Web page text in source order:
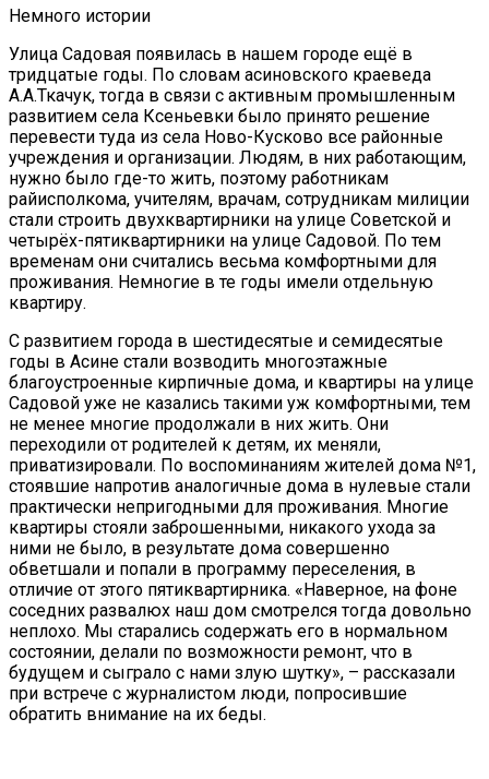
Немного истории
Улица Садовая появилась в нашем городе ещё в
тридцатые годы. По словам асиновского краеведа
А.А.Ткачук, тогда в связи с активным промышленным
развитием села Ксеньевки было принято решение
перевести туда из села Ново-Кусково все районные
учреждения и организации. Людям, в них работающим,
нужно было где-то жить, поэтому работникам
райисполкома, учителям, врачам, сотрудникам милиции
стали строить двухквартирники на улице Советской и
четырёх-пятиквартирники на улице Садовой. По тем
временам они считались весьма комфортными для
проживания. Немногие в те годы имели отдельную
квартиру.
С развитием города в шестидесятые и семидесятые
годы в Асине стали возводить многоэтажные
благоустроенные кирпичные дома, и квартиры на улице
Садовой уже не казались такими уж комфортными, тем
не менее многие продолжали в них жить. Они
переходили от родителей к детям, их меняли,
приватизировали. По воспоминаниям жителей дома №1,
стоявшие напротив аналогичные дома в нулевые стали
практически непригодными для проживания. Многие
квартиры стояли заброшенными, никакого ухода за
ними не было, в результате дома совершенно
обветшали и попали в программу переселения, в
отличие от этого пятиквартирника. «Наверное, на фоне
соседних развалюх наш дом смотрелся тогда довольно
неплохо. Мы старались содержать его в нормальном
состоянии, делали по возможности ремонт, что в
будущем и сыграло с нами злую шутку», – рассказали
при встрече с журналистом люди, попросившие
обратить внимание на их беды.